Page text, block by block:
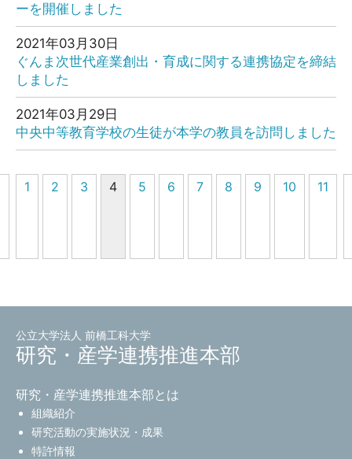
ーを開催しました
2021年03月30日
ぐんま次世代産業創出・育成に関する連携協定を締結
しました
2021年03月29日
中央中等教育学校の生徒が本学の教員を訪問しました
1 2 3 4 5 6 7 8 9 10 11
公立大学法人 前橋工科大学
研究・産学連携推進本部
研究・産学連携推進本部とは
組織紹介
研究活動の実施状況・成果
特許情報